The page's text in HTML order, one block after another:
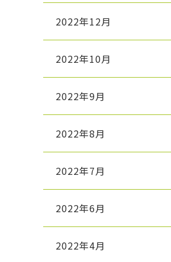
2022年12月
2022年10月
2022年9月
2022年8月
2022年7月
2022年6月
2022年4月